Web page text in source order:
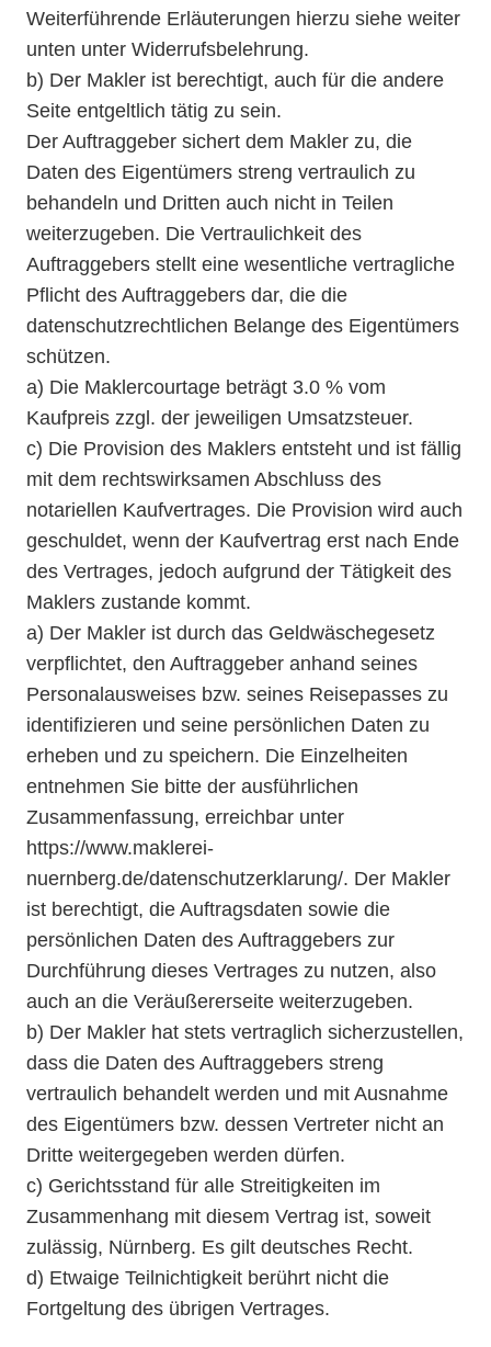
Weiterführende Erläuterungen hierzu siehe weiter
unten unter Widerrufsbelehrung.
b) Der Makler ist berechtigt, auch für die andere
Seite entgeltlich tätig zu sein.
Der Auftraggeber sichert dem Makler zu, die
Daten des Eigentümers streng vertraulich zu
behandeln und Dritten auch nicht in Teilen
weiterzugeben. Die Vertraulichkeit des
Auftraggebers stellt eine wesentliche vertragliche
Pflicht des Auftraggebers dar, die die
datenschutzrechtlichen Belange des Eigentümers
schützen.
a) Die Maklercourtage beträgt 3.0 % vom
Kaufpreis zzgl. der jeweiligen Umsatzsteuer.
c) Die Provision des Maklers entsteht und ist fällig
mit dem rechtswirksamen Abschluss des
notariellen Kaufvertrages. Die Provision wird auch
geschuldet, wenn der Kaufvertrag erst nach Ende
des Vertrages, jedoch aufgrund der Tätigkeit des
Maklers zustande kommt.
a) Der Makler ist durch das Geldwäschegesetz
verpflichtet, den Auftraggeber anhand seines
Personalausweises bzw. seines Reisepasses zu
identifizieren und seine persönlichen Daten zu
erheben und zu speichern. Die Einzelheiten
entnehmen Sie bitte der ausführlichen
Zusammenfassung, erreichbar unter
https://www.maklerei-
nuernberg.de/datenschutzerklarung/. Der Makler
ist berechtigt, die Auftragsdaten sowie die
persönlichen Daten des Auftraggebers zur
Durchführung dieses Vertrages zu nutzen, also
auch an die Veräußererseite weiterzugeben.
b) Der Makler hat stets vertraglich sicherzustellen,
dass die Daten des Auftraggebers streng
vertraulich behandelt werden und mit Ausnahme
des Eigentümers bzw. dessen Vertreter nicht an
Dritte weitergegeben werden dürfen.
c) Gerichtsstand für alle Streitigkeiten im
Zusammenhang mit diesem Vertrag ist, soweit
zulässig, Nürnberg. Es gilt deutsches Recht.
d) Etwaige Teilnichtigkeit berührt nicht die
Fortgeltung des übrigen Vertrages.